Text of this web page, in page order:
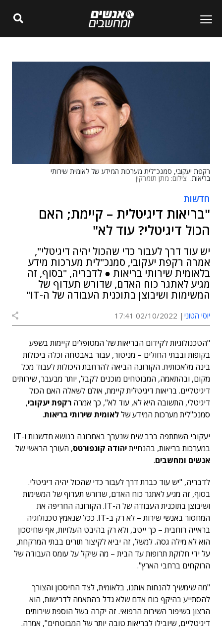
רקפת יעקובי, סמנכ"לית מערכות המידע של לאומית שירותי
בריאות. צילום: מתן תומרקין
חדשות
"בריאות דיגיטלית – קיימת; האם
הכול דיגיטלי? עוד לא"
יש עוד דרך לעבור כדי שהכול יהיה דיגיטלי",
אמרה רקפת יעקובי, סמנכ"לית מערכות מידע
בלאומית שירותי בריאות ● לדבריה, "בסוף, זה
מגיע לאתגר כוח האדם, שדורש תעדוף של
המשימות ושיבוצן בתוכנית העבודה של ה-IT"
יוסי הטוני 02/10/2022 17:41
"הטכנולוגיות לקידום הבריאות של המטופלים קיימות בשפע
בקופות ובבתי החולים – מניטור, עבור באבטחה וכלה ביכולות
בינה מלאכותית. הקורונה הביאה להרחבת היכולות לעבוד מכל
מקום, ובהתאמה, המבוטחים מוכנים לקבל, יותר מבעבר, שירותים
דיגיטליים. בריאות דיגיטלית קיימת, אולם לשאלה האם הכול
דיגיטלי, התשובה היא לא, עוד לא", כך אמרה רקפת יעקובי,
סמנכ"לית מערכות המידע שללאומית שירותי בריאות.
יעקובי השתתפה ברב שיח שנערך באחרונה בנושא חדשנות ו-IT
במערכות בריאות, בהנחייתיהודה קונפורטס, העורך הראשי של
אנשים ומחשבים.
לדבריה, "יש עוד כברת דרך לעבור כדי שהכול יהיה דיגיטלי.
בסוף, זה מגיע לאתגר כוח האדם, שדורש תעדוף של המשימות
ושיבוצן בתוכנית העבודה של ה-IT. הקורונה החריפה את
המחסור באנשי שירות – לא רק ב-IT. ככל שנאמץ טכנולוגיה
בראייה רוחבית – כך ייטב, ולא רק בהיבט העלויות, אף שחיסכון
הוא לא מילה גסה. למשל, זה יביא לקיצור תורים בבתי המרקחת,
על ידי חלוקת תרופות עד הבית – מה שיקל על עומס העבודה של
הרוקחים ברחבי הארץ".
"מה שימשיך להנחות אותנו, בלאומית, לצד החיסכון והצורך
להסתייע בהיקף כוח אדם שלא גדל בהתאמה לדרישות, הוא
הרצון בשיפור השירות הרפואי. זה יקרה בשל הוספת שירותים
דיגיטליים, שיובילו לבריאות טובה יותר של המבוטחים", אמרה.